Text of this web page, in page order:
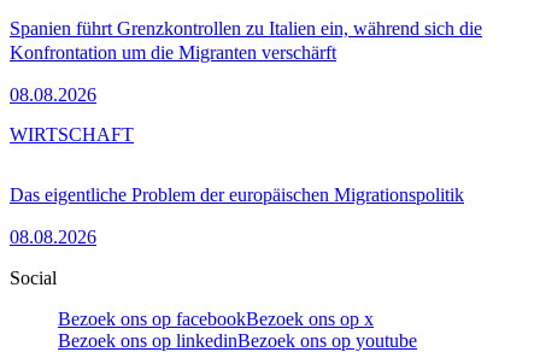
Spanien führt Grenzkontrollen zu Italien ein, während sich die
Konfrontation um die Migranten verschärft
08.08.2026
Das eigentliche Problem der europäischen Migrationspolitik
08.08.2026
WIRTSCHAFT
Social
Bezoek ons op facebookBezoek ons op x
Bezoek ons op linkedinBezoek ons op youtube